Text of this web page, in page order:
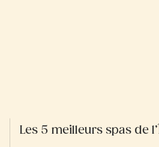
Les 5 meilleurs spas de